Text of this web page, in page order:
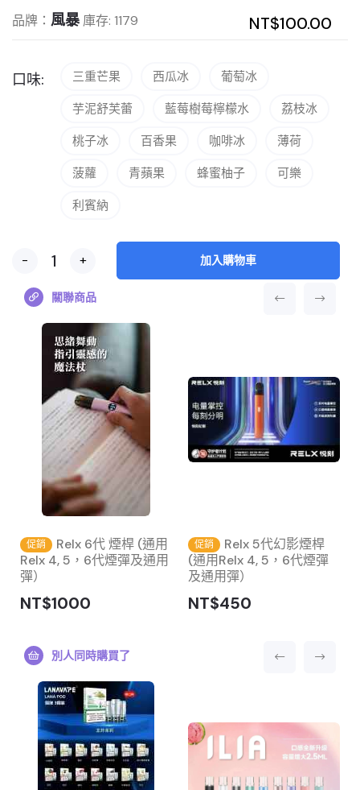
品牌： 風暴 NT$100.00
庫存: 1179
口味: 三重芒果 西瓜冰
葡萄冰
芋泥舒芙蕾
藍莓樹莓檸檬水
荔枝冰
桃子冰
百香果 咖啡冰
薄荷
菠蘿
青蘋果 蜂蜜柚子
可樂
利賓納
- + 加入購物車
關聯商品
促銷
Relx 6代 煙桿 (通用
Relx 4, 5，6代煙彈及通用
彈）
NT$1000
促銷
Relx 5代幻影煙桿
(通用Relx 4, 5，6代煙彈
及通用彈）
NT$450
別人同時購買了